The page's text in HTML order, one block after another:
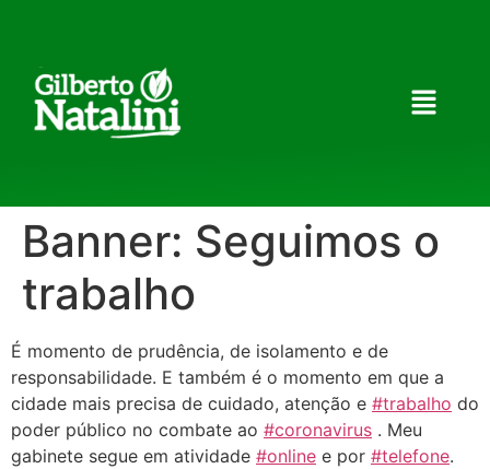
Banner: Seguimos o
trabalho
É momento de prudência, de isolamento e de
responsabilidade. E também é o momento em que a
cidade mais precisa de cuidado, atenção e #trabalho do
poder público no combate ao #coronavirus . Meu
gabinete segue em atividade #online e por #telefone.